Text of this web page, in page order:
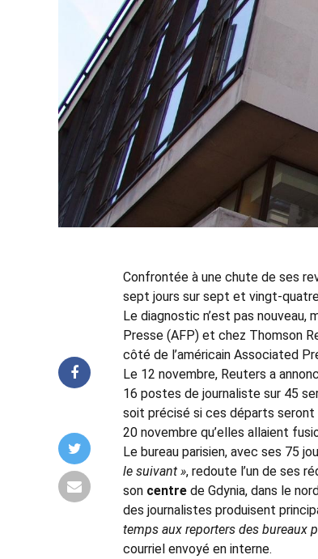
Confrontée à une chute de ses
sept jours sur sept et vingt-
Le diagnostic n’est pas nouveau,
Presse (AFP) et chez Thomson
côté de l’américain Associated
Le 12 novembre, Reuters a
16 postes de journaliste sur 45
soit précisé si ces départs seront
20 novembre qu’elles allaient
Le bureau parisien, avec ses 75
le suivant », redoute l’un de ses
son centre de Gdynia, dans le
des journalistes produisent
temps aux reporters des bureaux
courriel envoyé en interne.